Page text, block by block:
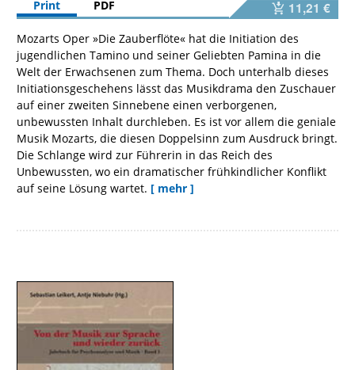
Print
PDF 11,21 €
Mozarts Oper »Die Zauberflöte« hat die Initiation des
jugendlichen Tamino und seiner Geliebten Pamina in die
Welt der Erwachsenen zum Thema. Doch unterhalb dieses
Initiationsgeschehens lässt das Musikdrama den Zuschauer
auf einer zweiten Sinnebene einen verborgenen,
unbewussten Inhalt durchleben. Es ist vor allem die geniale
Musik Mozarts, die diesen Doppelsinn zum Ausdruck bringt.
Die Schlange wird zur Führerin in das Reich des
Unbewussten, wo ein dramatischer frühkindlicher Konflikt
auf seine Lösung wartet. [ mehr ]